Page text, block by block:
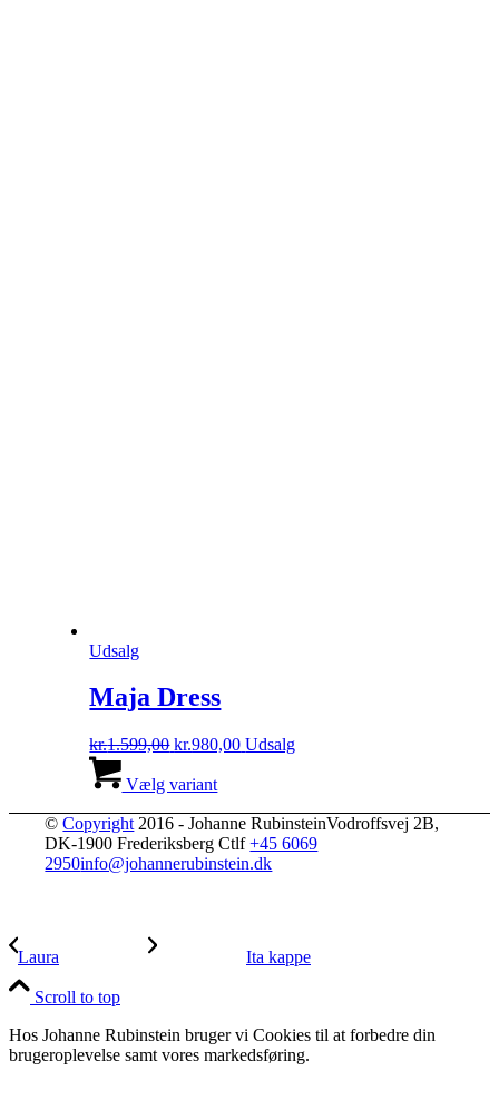
Udsalg
Maja Dress
kr.1.599,00 Den
pris
kr.1.599,00.
kr.980,00Den
kr.980,00.
Udsalg
Vælg variantvare
flere
varianter.
Mulighederne
©Copyright 2016 - Johanne RubinsteinVodroffsvej 2B,
DK-1900 Frederiksberg Ctlf+45 6069
2950info@johannerubinstein.dk
Laura Ita kappe
Scroll to top
Hos Johanne Rubinstein bruger vi Cookies til at forbedre din
brugeroplevelse samt vores markedsføring.